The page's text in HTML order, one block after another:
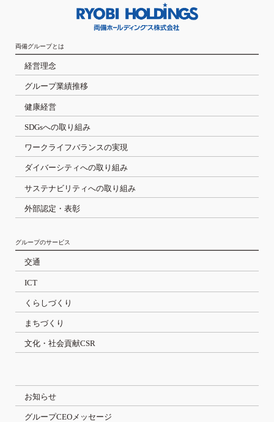
両備グループとは
経営理念
グループ業績推移
健康経営
SDGsへの取り組み
ワークライフバランスの実現
ダイバーシティへの取り組み
サステナビリティへの取り組み
外部認定・表彰
グループのサービス
交通
ICT
くらしづくり
まちづくり
文化・社会貢献CSR
お知らせ
グループCEOメッセージ